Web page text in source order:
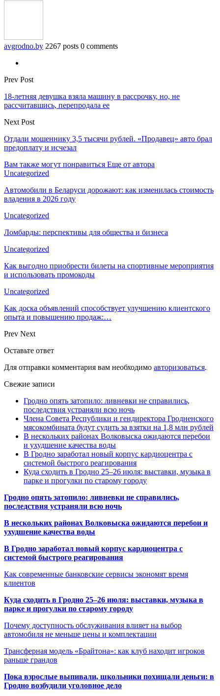
avgrodno.by 2267 posts 0 comments
Prev Post
18-летняя девушка взяла машину в рассрочку, но, не
рассчитавшись, перепродала ее
Next Post
Отдали мошеннику 3,5 тысячи рублей. «Продавец» авто брал
предоплату и исчезал
Вам также могут понравиться Еще от автора
Uncategorized
Автомобили в Беларуси дорожают: как изменилась стоимость
владения в 2026 году
Uncategorized
Ломбарды: перспективы для общества и бизнеса
Uncategorized
Как выгодно приобрести билеты на спортивные мероприятия
и использовать промокоды
Uncategorized
Как доска объявлений способствует улучшению клиентского
опыта и повышению продаж:…
Prev Next
Оставьте ответ
Для отправки комментария вам необходимо авторизоваться.
Свежие записи
Гродно опять затопило: ливневки не справились,
последствия устраняли всю ночь
Члена Совета Республики и гендиректора Гродненского
мясокомбината будут судить за взятки на 1,8 млн рублей
В нескольких районах Волковыска ожидаются перебои
и ухудшение качества воды
В Гродно заработал новый корпус кардиоцентра с
системой быстрого реагирования
Куда сходить в Гродно 25–26 июля: выставки, музыка в
парке и прогулки по старому городу
Гродно опять затопило: ливневки не справились,
последствия устраняли всю ночь
В нескольких районах Волковыска ожидаются перебои и
ухудшение качества воды
В Гродно заработал новый корпус кардиоцентра с
системой быстрого реагирования
Как современные банковские сервисы экономят время
клиентов
Куда сходить в Гродно 25–26 июля: выставки, музыка в
парке и прогулки по старому городу
Почему доступность обслуживания влияет на выбор
автомобиля не меньше цены и комплектации
Трансферная модель «Брайтона»: как клуб находит игроков
раньше грандов
Пока взрослые выпивали, школьники похищали деньги: в
Гродно возбудили уголовное дело